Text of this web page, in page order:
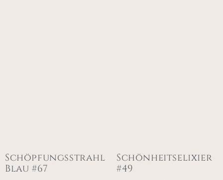
Schöpfungsstrahl
Blau #67
Schönheitselixier
#49